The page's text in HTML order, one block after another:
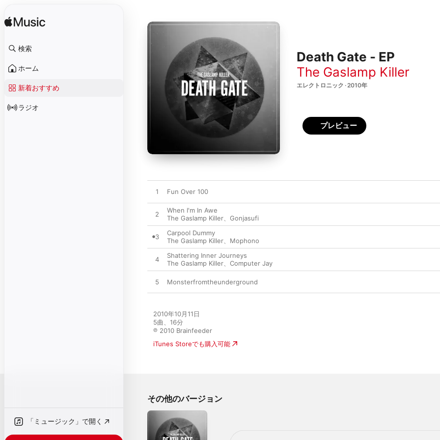
検索
ホーム
新着おすすめ
ラジオ
「ミュージック」で開く
Death Gate - EP
The Gaslamp Killer
エレクトロニック · 2010年
プレビュー
1 Fun Over 100
2
When I'm In Awe
The Gaslamp Killer
Gonjasufi
3
Carpool Dummy
The Gaslamp Killer
Mophono
4
Shattering Inner Journeys
The Gaslamp Killer
Computer Jay
5 Monsterfromtheunderground
2010年10月11日
5曲、16分
℗ 2010 Brainfeeder
iTunes Storeでも購入可能
その他のバージョン